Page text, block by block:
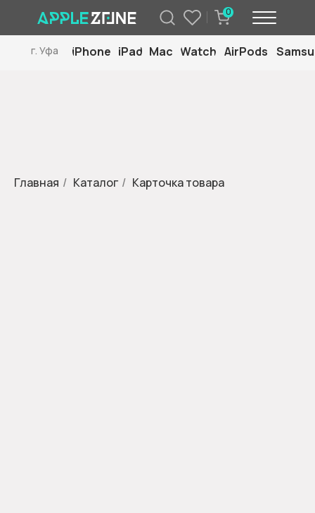
0
iPhone iPad Mac Watch AirPods
г. Уфа
Главная / Каталог / Карточка товара